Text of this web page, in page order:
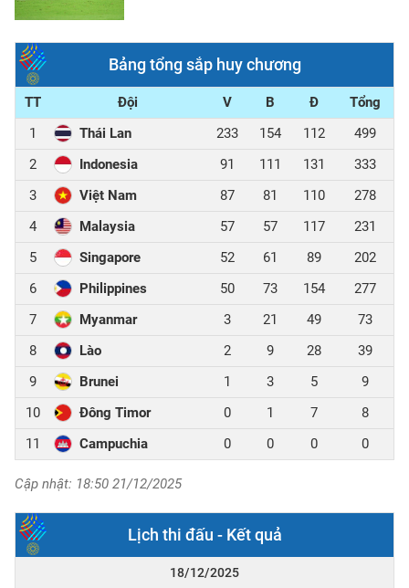
Bảng tổng sắp huy chương
TT Đội V B Đ
Tổng
1
Thái Lan 233 154 112
499
2
Indonesia 91 111 131
333
3
Việt Nam 87 81 110
278
4
Malaysia 57 57 117
231
5
Singapore 52 61 89
202
6
Philippines 50 73 154
277
7
Myanmar 3 21 49
73
8
Lào 2 9 28
39
9
Brunei 1 3 5
9
10
Đông Timor 0 1 7
8
11
Campuchia 0 0 0 0
Cập nhật: 18:50 21/12/2025
Lịch thi đấu - Kết quả
18/12/2025